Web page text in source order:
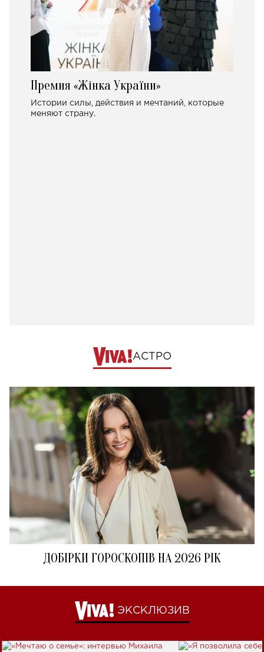
Премия «Жінка України»
Истории силы, действия и мечтаний, которые
меняют страну.
АСТРО
ДОБІРКИ ГОРОСКОПІВ НА 2026 РІК
ЭКСКЛЮЗИВ